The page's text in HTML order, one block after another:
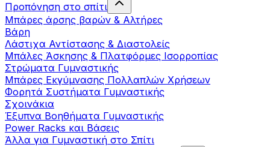
Προπόνηση στο σπίτι
Μπάρες άρσης βαρών & Αλτήρες
Βάρη
Λάστιχα Αντίστασης & Διαστολείς
Μπάλες Άσκησης & Πλατφόρμες Ισορροπίας
Στρώματα Γυμναστικής
Μπάρες Εκγύμνασης Πολλαπλών Χρήσεων
Φορητά Συστήματα Γυμναστικής
Σχοινάκια
Έξυπνα Βοηθήματα Γυμναστικής
Power Racks και Βάσεις
Άλλα για Γυμναστική στο Σπίτι